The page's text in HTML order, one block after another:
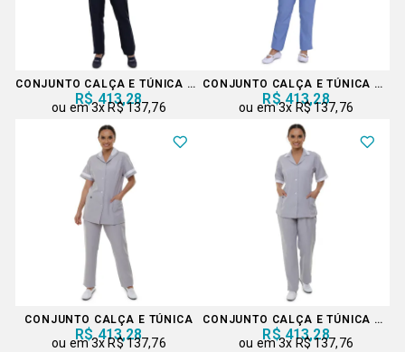
CONJUNTO CALÇA E TÚNICA MARINHO
R$ 413,28
3x R$ 137,76
CONJUNTO CALÇA E TÚNICA COM DETALHES EM LESE
R$ 413,28
3x R$ 137,76
CONJUNTO CALÇA E TÚNICA
R$ 413,28
3x R$ 137,76
CONJUNTO CALÇA E TÚNICA CINZA
R$ 413,28
3x R$ 137,76